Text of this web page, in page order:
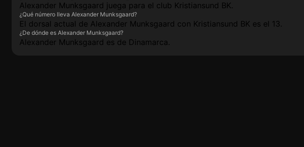
Alexander Munksgaard juega para el club Kristiansund BK.
¿Qué número lleva Alexander Munksgaard?
El dorsal actual de Alexander Munksgaard con Kristiansund BK es el 13.
¿De dónde es Alexander Munksgaard?
Alexander Munksgaard es de Dinamarca.